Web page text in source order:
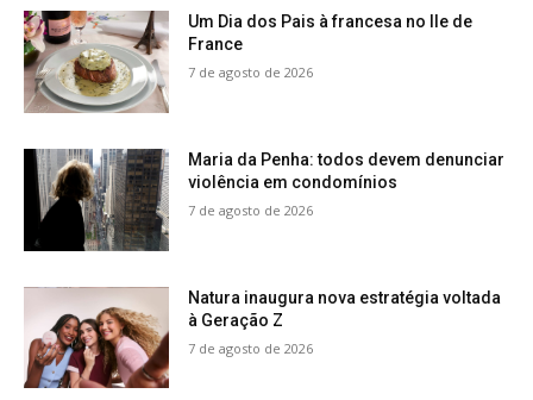
Um Dia dos Pais à francesa no Ile de
France
7 de agosto de 2026
Maria da Penha: todos devem denunciar
violência em condomínios
7 de agosto de 2026
Natura inaugura nova estratégia voltada
à Geração Z
7 de agosto de 2026